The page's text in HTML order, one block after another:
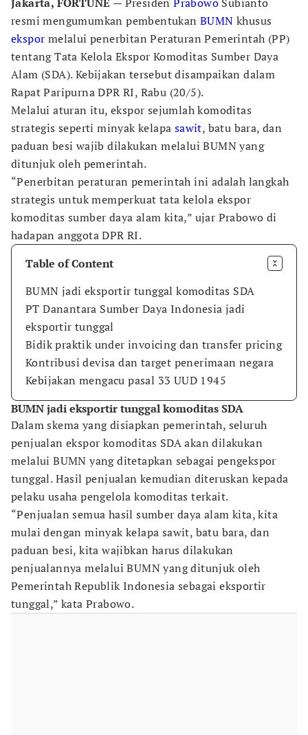
resmi mengumumkan pembentukan BUMN khusus
ekspor melalui penerbitan Peraturan Pemerintah (PP)
tentang Tata Kelola Ekspor Komoditas Sumber Daya
Alam (SDA). Kebijakan tersebut disampaikan dalam
Rapat Paripurna DPR RI, Rabu (20/5).
Melalui aturan itu, ekspor sejumlah komoditas
strategis seperti minyak kelapa sawit, batu bara, dan
paduan besi wajib dilakukan melalui BUMN yang
ditunjuk oleh pemerintah.
“Penerbitan peraturan pemerintah ini adalah langkah
strategis untuk memperkuat tata kelola ekspor
komoditas sumber daya alam kita,” ujar Prabowo di
hadapan anggota DPR RI.
Table of Content
BUMN jadi eksportir tunggal komoditas SDA
PT Danantara Sumber Daya Indonesia jadi
eksportir tunggal
Bidik praktik under invoicing dan transfer pricing
Kontribusi devisa dan target penerimaan negara
Kebijakan mengacu pasal 33 UUD 1945
BUMN jadi eksportir tunggal komoditas SDA
Dalam skema yang disiapkan pemerintah, seluruh
penjualan ekspor komoditas SDA akan dilakukan
melalui BUMN yang ditetapkan sebagai pengekspor
tunggal. Hasil penjualan kemudian diteruskan kepada
pelaku usaha pengelola komoditas terkait.
“Penjualan semua hasil sumber daya alam kita, kita
mulai dengan minyak kelapa sawit, batu bara, dan
paduan besi, kita wajibkan harus dilakukan
penjualannya melalui BUMN yang ditunjuk oleh
Pemerintah Republik Indonesia sebagai eksportir
tunggal,” kata Prabowo.